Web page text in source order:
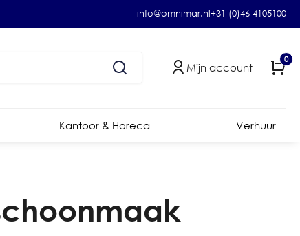
info@omnimar.nl+31 (0)46-4105100
Mijn account
0
Kantoor & Horeca Verhuur